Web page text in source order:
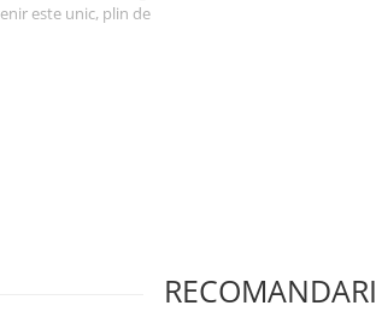
este unic, plin de
produs.
RECOMANDARI